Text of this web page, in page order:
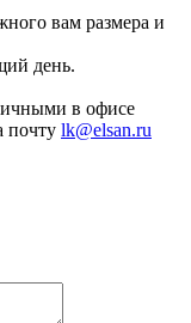
вам размера и
день.
в офисе
почту lk@elsan.ru